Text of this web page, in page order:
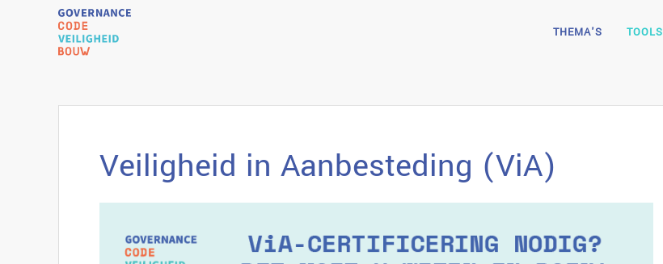
THEMA'S TOOLS
Veiligheid in Aanbesteding (ViA)